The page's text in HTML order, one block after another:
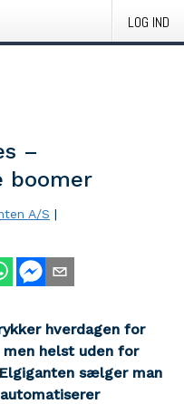
LOG IND
–
boomer
A/S |
hverdagen for
men helst uden for
sælger man